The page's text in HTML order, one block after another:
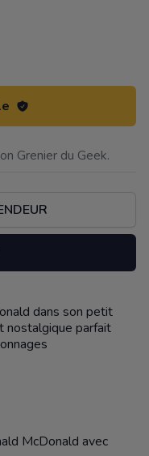
Grenier du Geek.
dans son petit
nostalgique parfait
McDonald avec